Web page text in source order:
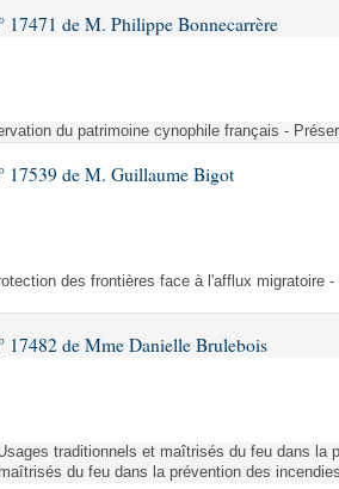
17471 de M. Philippe Bonnecarrère
du patrimoine cynophile français -
17539 de M. Guillaume Bigot
des frontières face à l'afflux migratoire
17482 de Mme Danielle Brulebois
traditionnels et maîtrisés du feu dans la
du feu dans la prévention des